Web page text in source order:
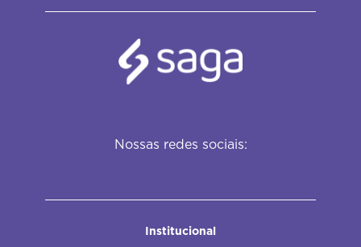
Nossas redes sociais:
Institucional